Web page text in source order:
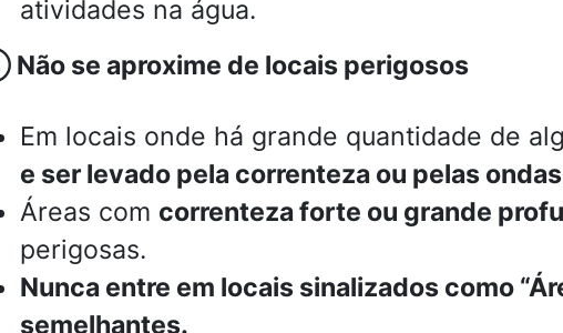
atividades na água.
Não se aproxime de locais perigosos
Em locais onde há grande quantidade de
e ser levado pela correnteza ou pelas ondas
Áreas com correnteza forte ou grande
perigosas.
Nunca entre em locais sinalizados como
semelhantes.